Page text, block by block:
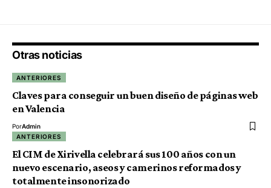
Otras noticias
ANTERIORES
Claves para conseguir un buen diseño de páginas web
en Valencia
PorAdmin
ANTERIORES
El CIM de Xirivella celebrará sus 100 años con un
nuevo escenario, aseos y camerinos reformados y
totalmente insonorizado